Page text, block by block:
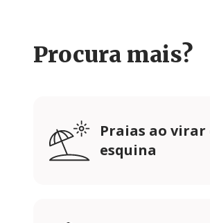
Procura mais?
Praias ao virar
esquina